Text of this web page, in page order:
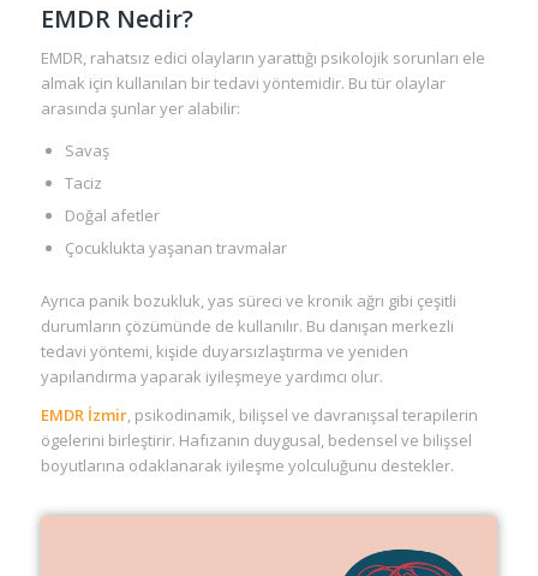
EMDR Nedir?
EMDR, rahatsız edici olayların yarattığı psikolojik sorunları ele
almak için kullanılan bir tedavi yöntemidir. Bu tür olaylar
arasında şunlar yer alabilir:
Savaş
Taciz
Doğal afetler
Çocuklukta yaşanan travmalar
Ayrıca panik bozukluk, yas süreci ve kronik ağrı gibi çeşitli
durumların çözümünde de kullanılır. Bu danışan merkezli
tedavi yöntemi, kişide duyarsızlaştırma ve yeniden
yapılandırma yaparak iyileşmeye yardımcı olur.
EMDR İzmir, psikodinamik, bilişsel ve davranışsal terapilerin
ögelerini birleştirir. Hafızanın duygusal, bedensel ve bilişsel
boyutlarına odaklanarak iyileşme yolculuğunu destekler.